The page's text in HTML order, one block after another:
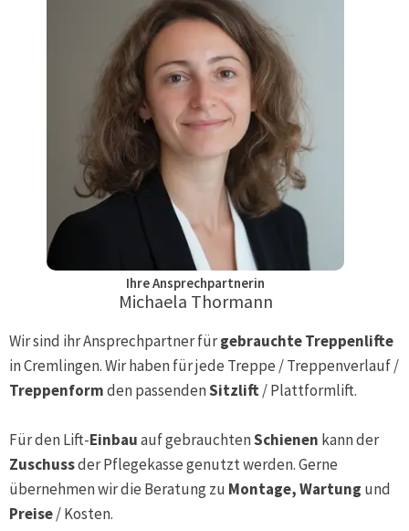
Ihre Ansprechpartnerin
Michaela Thormann
Wir sind ihr Ansprechpartner fürgebrauchte Treppenlifte
inCremlingen. Wir haben für jede Treppe / Treppenverlauf /
Treppenformden passendenSitzlift/ Plattformlift.
Für den Lift-Einbauauf gebrauchtenSchienen kann der
Zuschussder Pflegekasse genutzt werden. Gerne
übernehmen wir die Beratung zu Montage, Wartung und
Preise/ Kosten.